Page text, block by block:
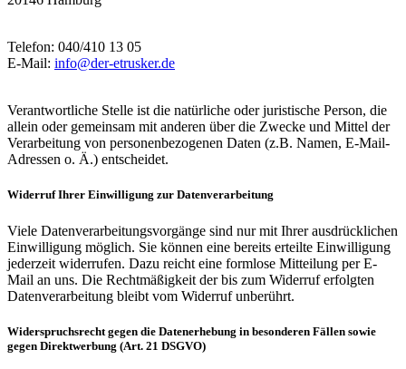
Telefon: 040/410 13 05
E-Mail: info@der-etrusker.de
Verantwortliche Stelle ist die natürliche oder juristische Person, die
allein oder gemeinsam mit anderen über die Zwecke und Mittel der
Verarbeitung von personenbezogenen Daten (z.B. Namen, E-Mail-
Adressen o. Ä.) entscheidet.
Widerruf Ihrer Einwilligung zur Datenverarbeitung
Viele Datenverarbeitungsvorgänge sind nur mit Ihrer ausdrücklichen
Einwilligung möglich. Sie können eine bereits erteilte Einwilligung
jederzeit widerrufen. Dazu reicht eine formlose Mitteilung per E-
Mail an uns. Die Rechtmäßigkeit der bis zum Widerruf erfolgten
Datenverarbeitung bleibt vom Widerruf unberührt.
Widerspruchsrecht gegen die Datenerhebung in besonderen Fällen sowie
gegen Direktwerbung (Art. 21 DSGVO)